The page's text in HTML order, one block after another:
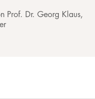
Prof. Dr. Georg Klaus,